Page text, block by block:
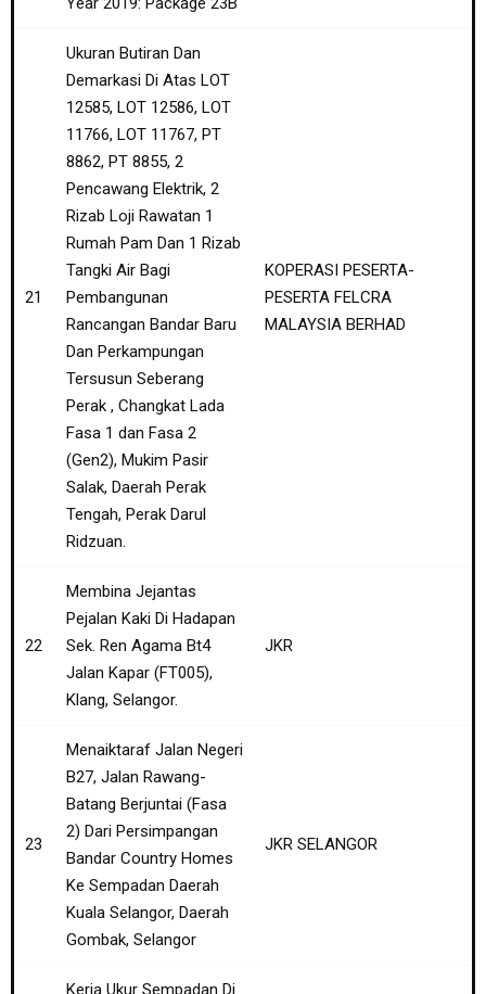
21
Ukuran Butiran Dan
Demarkasi Di Atas LOT
12585, LOT 12586, LOT
11766, LOT 11767, PT
8862, PT 8855, 2
Pencawang Elektrik, 2
Rizab Loji Rawatan 1
Rumah Pam Dan 1 Rizab
Tangki Air Bagi
Pembangunan
Rancangan Bandar Baru
Dan Perkampungan
Tersusun Seberang
Perak , Changkat Lada
Fasa 1 dan Fasa 2
(Gen2), Mukim Pasir
Salak, Daerah Perak
Tengah, Perak Darul
Ridzuan.
KOPERASI PESERTA-
PESERTA FELCRA
MALAYSIA BERHAD
22
Membina Jejantas
Pejalan Kaki Di Hadapan
Sek. Ren Agama Bt4
Jalan Kapar (FT005),
Klang, Selangor.
JKR
23
Menaiktaraf Jalan Negeri
B27, Jalan Rawang-
Batang Berjuntai (Fasa
2) Dari Persimpangan
Bandar Country Homes
Ke Sempadan Daerah
Kuala Selangor, Daerah
Gombak, Selangor
JKR SELANGOR
Kerja Ukur Sempadan Di